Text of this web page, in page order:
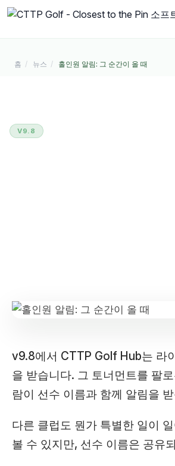
콘텐츠로 이동
홈 뉴스 홀인원 알림: 그 순간이 올 때
V9.8 2026. 4. 26.
v9.8에서 CTTP Golf Hub는 라
을 받습니다. 그 토너먼트를 팔
람이 선수 이름과 함께 알림을
다른 클럽도 뭔가 특별한 일이
볼 수 있지만, 선수 이름은 공유